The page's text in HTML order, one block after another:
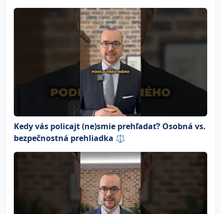
Kedy vás policajt (ne)smie prehľadať? Osobná vs.
bezpečnostná prehliadka ⚖️